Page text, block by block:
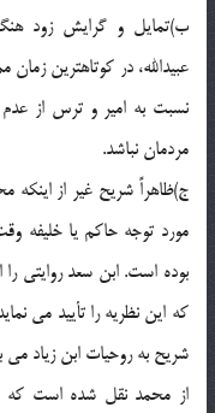
ب)تمایل و گرایش زود
عبیدالله، در کوتاهترین
نسبت به امیر و ترس از
مردمان نباشد.
ج)ظاهراً شریح غیر از اینکه
مورد توجه حاکم یا خلیفه
بوده است. ابن سعد روایتی
که این نظریه را تأیید می
شریح به روحیات ابن زیاد
از محمد نقل شده است که